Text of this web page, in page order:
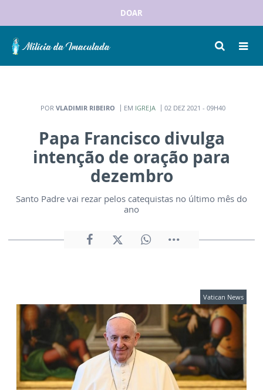
DOAR
POR VLADIMIR RIBEIRO EM IGREJA 02 DEZ 2021 - 09H40
Papa Francisco divulga
intenção de oração para
dezembro
Santo Padre vai rezar pelos catequistas no último mês do
ano
Vatican News